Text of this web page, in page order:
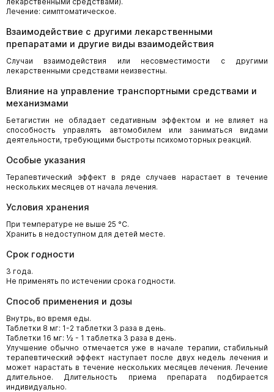
Лечение: симптоматическое.
Взаимодействие с другими лекарственными
препаратами и другие виды взаимодействия
Случаи взаимодействия или несовместимости с другими
лекарственными средствами неизвестны.
Влияние на управление транспортными средствами и
механизмами
Бетагистин не обладает седативным эффектом и не влияет на
способность управлять автомобилем или заниматься видами
деятельности, требующими быстроты психомоторных реакций.
Особые указания
Терапевтический эффект в ряде случаев нарастает в течение
нескольких месяцев от начала лечения.
Условия хранения
При температуре не выше 25 °С.
Хранить в недоступном для детей месте.
Срок годности
3 года.
Не применять по истечении срока годности.
Способ применения и дозы
Внутрь, во время еды.
Таблетки 8 мг: 1-2 таблетки 3 раза в день.
Таблетки 16 мг: ½ - 1 таблетка 3 раза в день.
Улучшение обычно отмечается уже в начале терапии, стабильный
терапевтический эффект наступает после двух недель лечения и
может нарастать в течение нескольких месяцев лечения. Лечение
длительное. Длительность приема препарата подбирается
индивидуально.